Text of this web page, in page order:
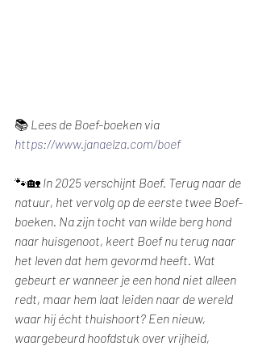
📚 Lees de Boef-boeken via
https://www.janaelza.com/boef
🐾🏡 In 2025 verschijnt Boef. Terug naar de
natuur, het vervolg op de eerste twee Boef-
boeken. Na zijn tocht van wilde berg hond
naar huisgenoot, keert Boef nu terug naar
het leven dat hem gevormd heeft. Wat
gebeurt er wanneer je een hond niet alleen
redt, maar hem laat leiden naar de wereld
waar hij écht thuishoort? Een nieuw,
waargebeurd hoofdstuk over vrijheid,